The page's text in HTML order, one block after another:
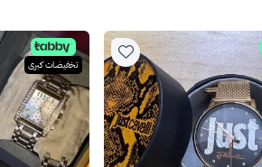
تخفيضات كبرى